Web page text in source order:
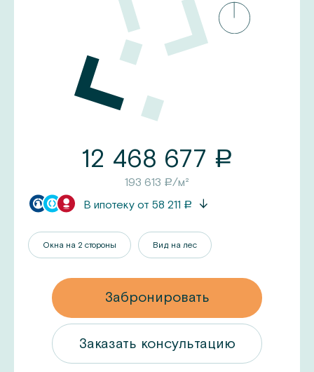
12 468 677 a
193 613 a/м²
В ипотеку от 58 211 a
Окна на 2 стороны Вид на лес
Забронировать
Заказать консультацию